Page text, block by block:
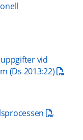
vid
(Ds 2013:22)pdf,
pdf, 60.8